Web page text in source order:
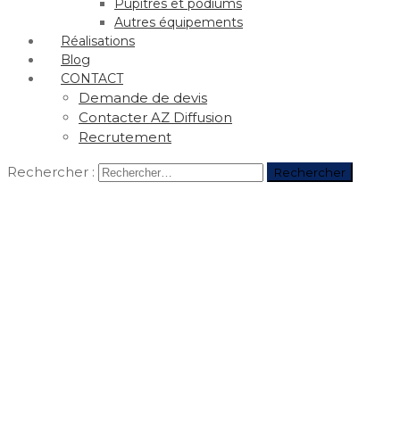
Pupitres et podiums
Autres équipements
Réalisations
Blog
CONTACT
Demande de devis
Contacter AZ Diffusion
Recrutement
Rechercher :